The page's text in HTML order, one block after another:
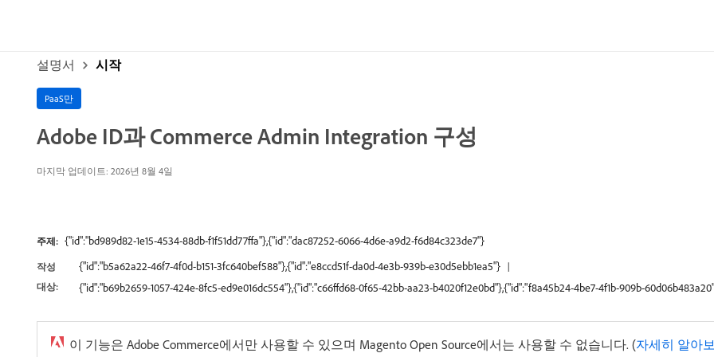
설명서 시작
PaaS만
Adobe ID과 Commerce Admin Integration 구성
마지막 업데이트: 2026년 8월 4일
주제: {"id":"bd989d82-1e15-4534-88db-f1f51dd77ffa"},{"id":"dac87252-6066-4d6e-a9d2-f6d84c323de7"}
작성
대상:
{"id":"b5a62a22-46f7-4f0d-b151-3fc640bef588"},{"id":"e8ccd51f-da0d-4e3b-939b-e30d5ebb1ea5"}
{"id":"b69b2659-1057-424e-8fc5-ed9e016dc554"},{"id":"c66ffd68-0f65-42bb-aa23-b4020f12e0bd"},{"id":"f8a45b24-4be7-4f1b-909b-
이 기능은 Adobe Commerce에서만 사용할 수 있으며 Magento Open Source에서는 사용할 수 없습니다. (자세히 알아